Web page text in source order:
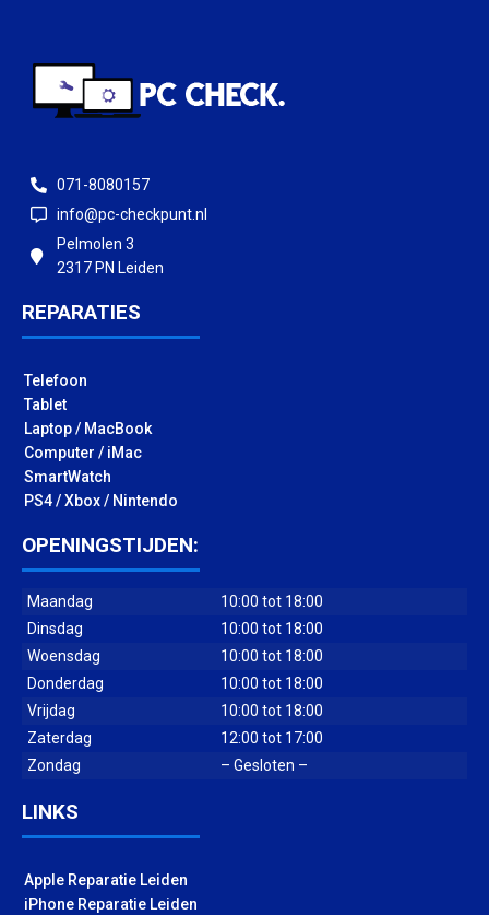
071-8080157
info@pc-checkpunt.nl
Pelmolen 3
2317 PN Leiden
REPARATIES
Telefoon
Tablet
Laptop / MacBook
Computer / iMac
SmartWatch
PS4 / Xbox / Nintendo
OPENINGSTIJDEN:
Maandag
10:00 tot 18:00
Dinsdag
10:00 tot 18:00
Woensdag
10:00 tot 18:00
Donderdag
10:00 tot 18:00
Vrijdag
10:00 tot 18:00
Zaterdag
12:00 tot 17:00
Zondag
– Gesloten –
LINKS
Apple Reparatie Leiden
iPhone Reparatie Leiden